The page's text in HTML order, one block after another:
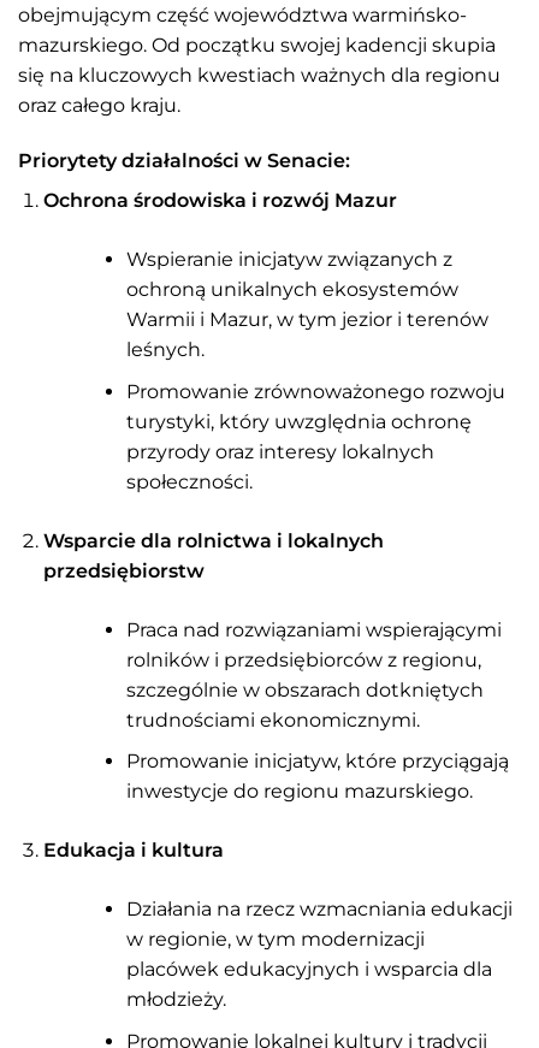
obejmującym część województwa warmińsko-
mazurskiego. Od początku swojej kadencji skupia
się na kluczowych kwestiach ważnych dla regionu
oraz całego kraju.
Priorytety działalności w Senacie:
Ochrona środowiska i rozwój Mazur
Wspieranie inicjatyw związanych z
ochroną unikalnych ekosystemów
Warmii i Mazur, w tym jezior i terenów
leśnych.
Promowanie zrównoważonego rozwoju
turystyki, który uwzględnia ochronę
przyrody oraz interesy lokalnych
społeczności.
Wsparcie dla rolnictwa i lokalnych
przedsiębiorstw
Praca nad rozwiązaniami wspierającymi
rolników i przedsiębiorców z regionu,
szczególnie w obszarach dotkniętych
trudnościami ekonomicznymi.
Promowanie inicjatyw, które przyciągają
inwestycje do regionu mazurskiego.
Edukacja i kultura
Działania na rzecz wzmacniania edukacji
w regionie, w tym modernizacji
placówek edukacyjnych i wsparcia dla
młodzieży.
Promowanie lokalnej kultury i tradycji